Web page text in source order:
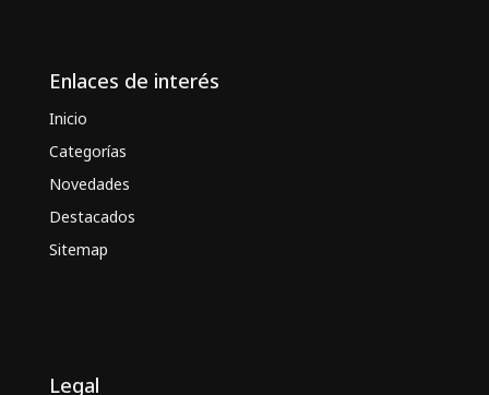
Enlaces de interés
Inicio
Categorías
Novedades
Destacados
Sitemap
Legal